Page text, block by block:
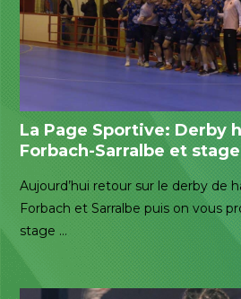
La Page Sportive: Derby
Forbach-Sarralbe et
Aujourd’hui retour sur le derby de
Forbach et Sarralbe puis on vous
stage …